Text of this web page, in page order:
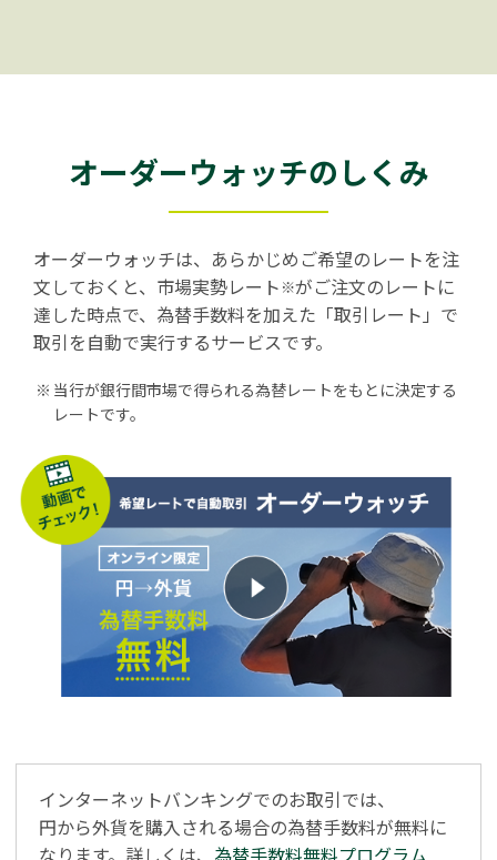
オーダーウォッチのしくみ
オーダーウォッチは、あらかじめご希望のレートを注
文しておくと、市場実勢レート ※がご注文のレートに
達した時点で、為替手数料を加えた「取引レート」で
取引を自動で実行するサービスです。
※ 当行が銀行間市場で得られる為替レートをもとに決定する
レートです。
インターネットバンキングでのお取引では、
円から外貨を購入される場合の為替手数料が無料に